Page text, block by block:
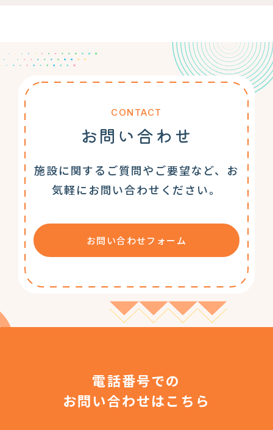
CONTACT
お問い合わせ
施設に関するご質問やご要望など、お
気軽にお問い合わせください。
お問い合わせフォーム
電話番号での
お問い合わせはこちら